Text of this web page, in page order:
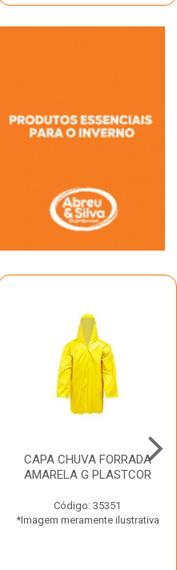
CAPA CHUVA FORRADA
AMARELA G PLASTCOR
Código: 35351
*Imagem meramente ilustrativa